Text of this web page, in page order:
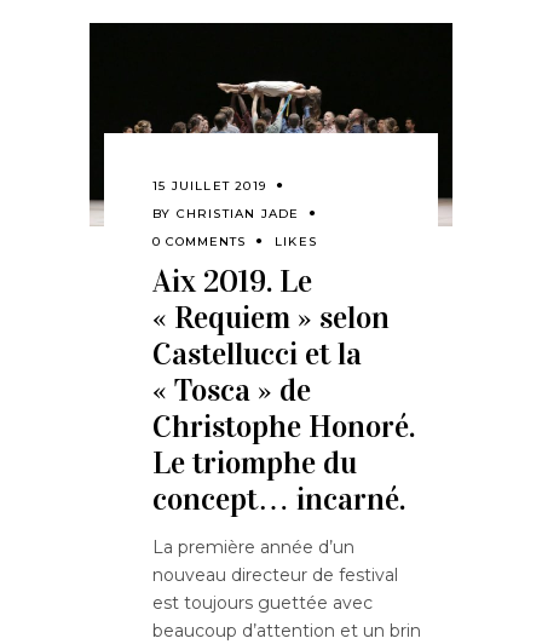
15 JUILLET 2019
BY CHRISTIAN JADE
0 COMMENTS
LIKES
Aix 2019. Le
« Requiem » selon
Castellucci et la
« Tosca » de
Christophe Honoré.
Le triomphe du
concept… incarné.
La première année d’un
nouveau directeur de festival
est toujours guettée avec
beaucoup d’attention et un brin